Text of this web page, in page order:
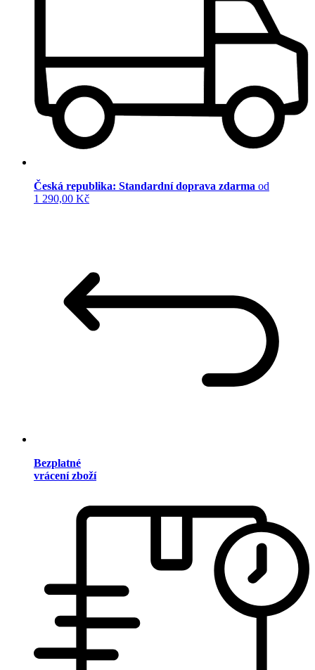
Česká republika: Standardní doprava zdarma od
1 290,00 Kč
Bezplatné
vrácení zboží